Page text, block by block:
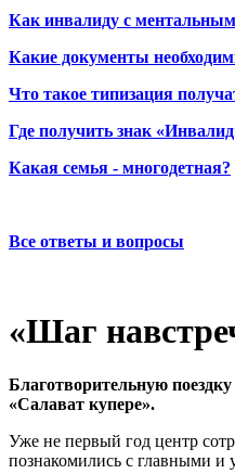
Как инвалиду с
Какие документы
Что такое типизация
Где получить знак
Какая семья - многодетная?
Все ответы и вопросы
«Шаг
Благотворительную
«Салават купере».
Уже не первый год центр
познакомились с главными и